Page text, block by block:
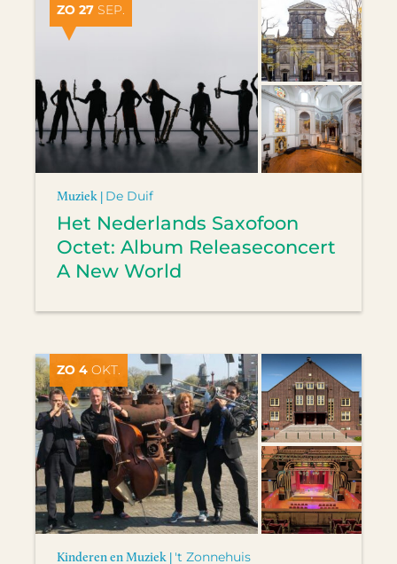
ZO 27 SEP.
Muziek | De Duif
Het Nederlands Saxofoon
Octet: Album Releaseconcert
A New World
ZO 4 OKT.
Kinderen en Muziek | 't Zonnehuis